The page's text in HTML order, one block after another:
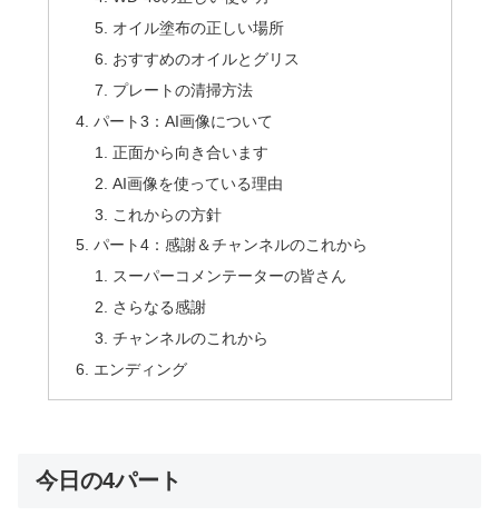
オイル塗布の正しい場所
おすすめのオイルとグリス
プレートの清掃方法
パート3：AI画像について
正面から向き合います
AI画像を使っている理由
これからの方針
パート4：感謝＆チャンネルのこれから
スーパーコメンテーターの皆さん
さらなる感謝
チャンネルのこれから
エンディング
今日の4パート